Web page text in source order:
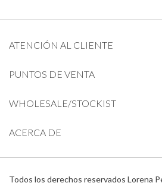
ATENCIÓN AL CLIENTE
PUNTOS DE VENTA
WHOLESALE/STOCKIST
ACERCA DE
Todos los derechos reservados Lorena